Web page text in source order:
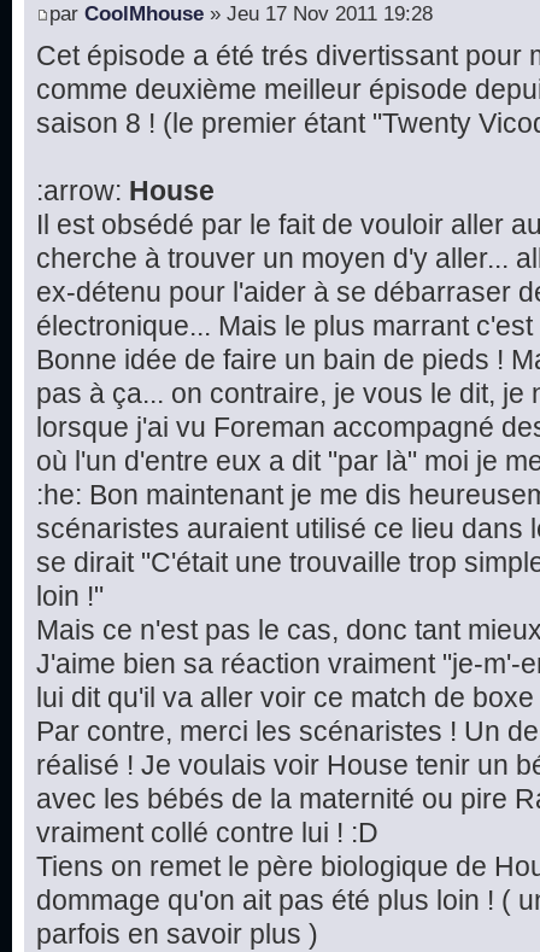
par CoolMhouse » Jeu 17 Nov 2011 19:28
Cet épisode a été trés divertissant pour
comme deuxième meilleur épisode
saison 8 ! (le premier étant "Twenty
:arrow: House
Il est obsédé par le fait de vouloir aller
cherche à trouver un moyen d'y aller...
ex-détenu pour l'aider à se débarraser
électronique... Mais le plus marrant
Bonne idée de faire un bain de pieds !
pas à ça... on contraire, je vous le dit, je
lorsque j'ai vu Foreman accompagné
où l'un d'entre eux a dit "par là" moi je
:he: Bon maintenant je me dis
scénaristes auraient utilisé ce lieu dans
se dirait "C'était une trouvaille trop
loin !"
Mais ce n'est pas le cas, donc tant
J'aime bien sa réaction vraiment "je-m'-
lui dit qu'il va aller voir ce match de boxe
Par contre, merci les scénaristes ! Un
réalisé ! Je voulais voir House tenir un
avec les bébés de la maternité ou pire
vraiment collé contre lui ! :D
Tiens on remet le père biologique de
dommage qu'on ait pas été plus loin ! (
parfois en savoir plus )